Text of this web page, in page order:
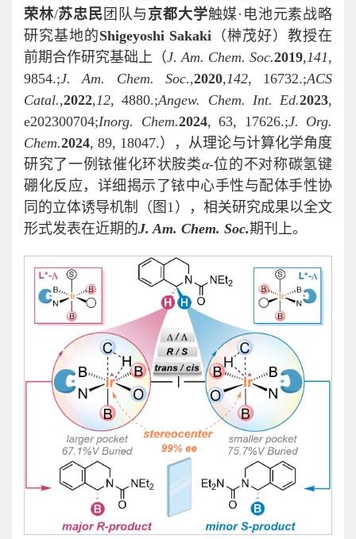
荣林/苏忠民 团队与 京都大学触媒·电池元素战略
研究基地的Shigeyoshi Sakaki （榊茂好）教授在
前期合作研究基础上（J. Am. Chem. Soc.2019,141,
9854.;J. Am. Chem. Soc.,2020,142, 16732.;ACS
Catal.,2022,12, 4880.;Angew. Chem. Int. Ed.2023,
e202300704;Inorg. Chem.2024, 63, 17626.;J. Org.
Chem.2024, 89, 18047.），从理论与计算化学角度
研究了一例铱催化环状胺类α-位的不对称碳氢键
硼化反应，详细揭示了铱中心手性与配体手性协
同的立体诱导机制（图1），相关研究成果以全文
形式发表在近期的J. Am. Chem. Soc.期刊上。